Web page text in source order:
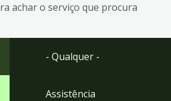
achar o serviço que procura
- Qualquer -
Assistência